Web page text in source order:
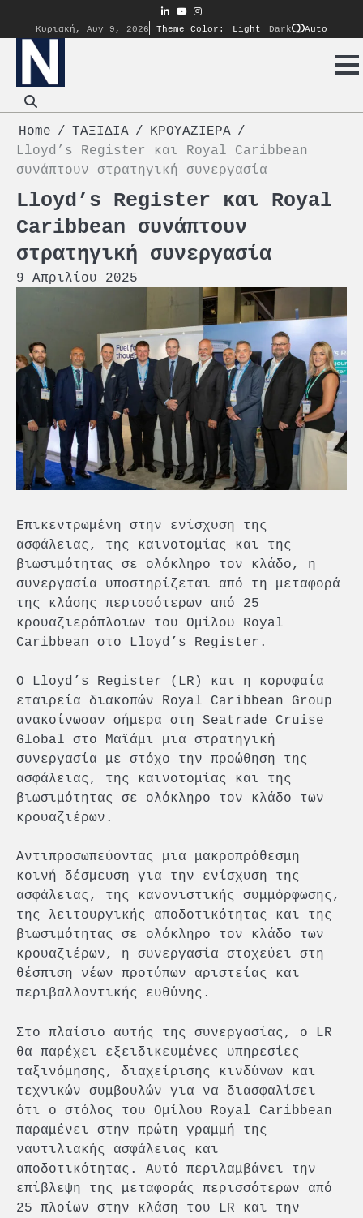
content
linkedin
youtube
instagram
Κυριακή, Αυγ 9, 2026
Theme Color: Light Dark Auto
Home ΤΑΞΙΔΙΑ
ΚΡΟΥΑΖΙΕΡΑ
Lloyd’s Register και Royal Caribbean
συνάπτουν στρατηγική συνεργασία
Lloyd’s Register και Royal
Caribbean συνάπτουν
στρατηγική συνεργασία
9 Απριλίου 2025
Επικεντρωμένη στην ενίσχυση της
ασφάλειας, της καινοτομίας και της
βιωσιμότητας σε ολόκληρο τον κλάδο, η
συνεργασία υποστηρίζεται από τη μεταφορά
της κλάσης περισσότερων από 25
κρουαζιερόπλοιων του Ομίλου Royal
Caribbean στο Lloyd’s Register.
Ο Lloyd’s Register (LR) και η κορυφαία
εταιρεία διακοπών Royal Caribbean Group
ανακοίνωσαν σήμερα στη Seatrade Cruise
Global στο Μαϊάμι μια στρατηγική
συνεργασία με στόχο την προώθηση της
ασφάλειας, της καινοτομίας και της
βιωσιμότητας σε ολόκληρο τον κλάδο των
κρουαζιέρων.
Αντιπροσωπεύοντας μια μακροπρόθεσμη
κοινή δέσμευση για την ενίσχυση της
ασφάλειας, της κανονιστικής συμμόρφωσης,
της λειτουργικής αποδοτικότητας και της
βιωσιμότητας σε ολόκληρο τον κλάδο των
κρουαζιέρων, η συνεργασία στοχεύει στη
θέσπιση νέων προτύπων αριστείας και
περιβαλλοντικής ευθύνης.
Στο πλαίσιο αυτής της συνεργασίας, ο LR
θα παρέχει εξειδικευμένες υπηρεσίες
ταξινόμησης, διαχείρισης κινδύνων και
τεχνικών συμβουλών για να διασφαλίσει
ότι ο στόλος του Ομίλου Royal Caribbean
παραμένει στην πρώτη γραμμή της
ναυτιλιακής ασφάλειας και
αποδοτικότητας. Αυτό περιλαμβάνει την
επίβλεψη της μεταφοράς περισσότερων από
25 πλοίων στην κλάση του LR και την